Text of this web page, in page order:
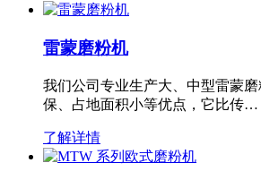
雷蒙磨粉机
我们公司专业生产大、中型雷蒙
保、占地面积小等优点，它比传…
了解详情